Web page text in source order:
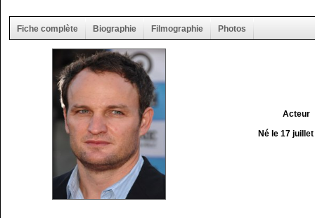
Fiche complète Biographie Filmographie Photos
Acteur
Né le 17